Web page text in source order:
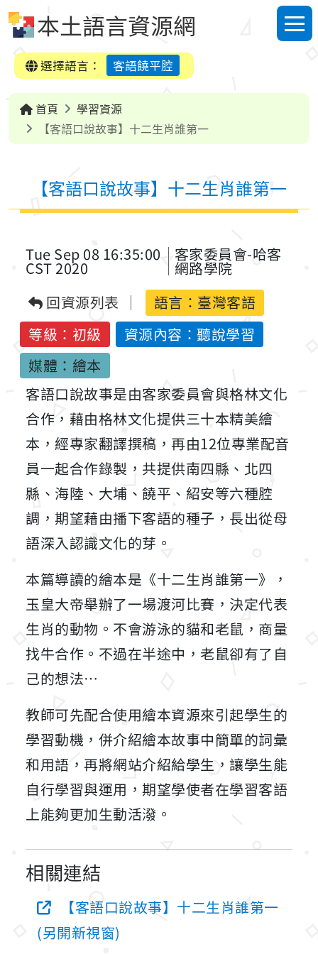
本土語言資源網
選單
選擇語言：
客語饒平腔
首頁
學習資源
【客語口說故事】十二生肖誰第一
【客語口說故事】十二生肖誰第一
Tue Sep 08 16:35:00
CST 2020
客家委員會-哈客
網路學院
回資源列表
語言： 臺灣客語
等級：初級
資源內容：聽說學習
媒體：繪本
客語口說故事是由客家委員會與格林文化
合作，藉由格林文化提供三十本精美繪
本，經專家翻譯撰稿，再由12位專業配音
員一起合作錄製，共提供南四縣、北四
縣、海陸、大埔、饒平、紹安等六種腔
調，期望藉由播下客語的種子，長出從母
語深入認識文化的芽。
本篇導讀的繪本是《十二生肖誰第一》，
玉皇大帝舉辦了一場渡河比賽，決定代表
生肖的動物。不會游泳的貓和老鼠，商量
找牛合作。不過在半途中，老鼠卻有了自
己的想法…
教師可先配合使用繪本資源來引起學生的
學習動機，併介紹繪本故事中簡單的詞彙
和用語，再將網站介紹給學生，讓學生能
自行學習與運用，期望學使者在學習客語
上能夠更加生動活潑。
相關連結
【客語口說故事】十二生肖誰第一
(另開新視窗)